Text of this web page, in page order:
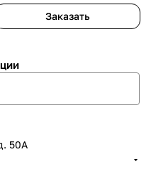
Заказать
50А